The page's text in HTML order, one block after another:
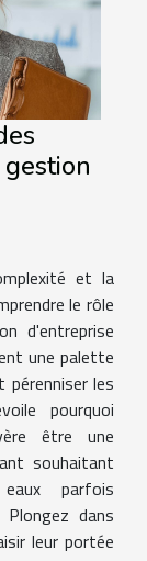
et la
le rôle
d'entreprise
une palette
les
pourquoi
être une
souhaitant
parfois
dans
leur portée